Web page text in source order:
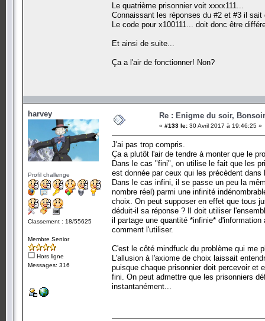
Le quatrième prisonnier voit xxxx111...
Connaissant les réponses du #2 et #3 il
Le code pour x100111... doit donc être
Et ainsi de suite...
Ça a l'air de fonctionner! Non?
harvey
Profil challenge
Classement : 18/55625
Membre Senior
Hors ligne
Messages: 316
Re : Enigme du soir,
« #133 le: 30 Avril 2017 à 19:46:25 »
J'ai pas trop compris.
Ça a plutôt l'air de tendre à monter que le
Dans le cas "fini", on utilise le fait que les
est donnée par ceux qui les précèdent dans
Dans le cas infini, il se passe un peu la
nombre réel) parmi une infinité
choix. On peut supposer en effet que tous
déduit-il sa réponse ? Il doit utiliser
il partage une quantité *infinie*
comment l'utiliser.
C'est le côté mindfuck du problème qui me
L'allusion à l'axiome de choix laissait
puisque chaque prisonnier doit percevoir et
fini. On peut admettre que les prisonniers
instantanément...